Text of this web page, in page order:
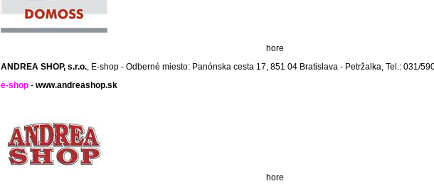
hore
ANDREA SHOP, s.r.o., E-shop - Odberné miesto: Panónska cesta 17, 851 04 Bratislava - Petržalka, Tel.: 031/
e-shop - www.andreashop.sk
hore